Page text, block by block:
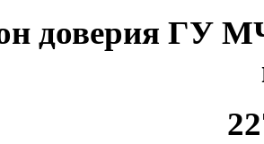
доверия ГУ